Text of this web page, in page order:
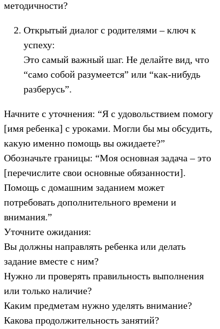
методичности?
Открытый диалог с родителями – ключ к
успеху:
Это самый важный шаг. Не делайте вид, что
“само собой разумеется” или “как-нибудь
разберусь”.
Начните с уточнения: “Я с удовольствием помогу
[имя ребенка] с уроками. Могли бы мы обсудить,
какую именно помощь вы ожидаете?”
Обозначьте границы: “Моя основная задача – это
[перечислите свои основные обязанности].
Помощь с домашним заданием может
потребовать дополнительного времени и
внимания.”
Уточните ожидания:
Вы должны направлять ребенка или делать
задание вместе с ним?
Нужно ли проверять правильность выполнения
или только наличие?
Каким предметам нужно уделять внимание?
Какова продолжительность занятий?